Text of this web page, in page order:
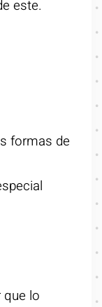
este.
formas de
lo